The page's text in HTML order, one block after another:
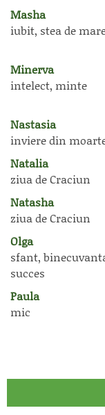
Masha
iubit, stea de
Minerva
intelect, minte
Nastasia
inviere din
Natalia
ziua de Craciun
Natasha
ziua de Craciun
Olga
sfant,
succes
Paula
mic